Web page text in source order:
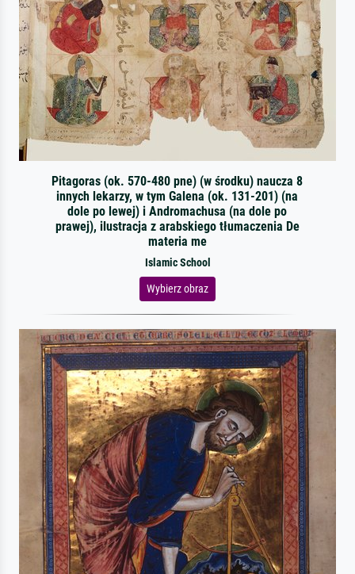
Pitagoras (ok. 570-480 pne) (w środku) naucza 8
innych lekarzy, w tym Galena (ok. 131-201) (na
dole po lewej) i Andromachusa (na dole po
prawej), ilustracja z arabskiego tłumaczenia De
materia me
Islamic School
Wybierz obraz